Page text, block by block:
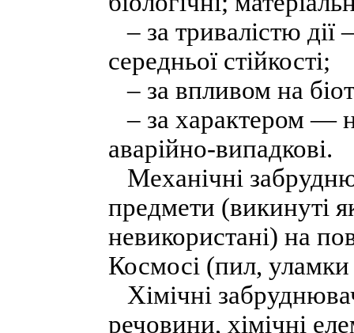
– за тривалістю дії
середньої стійкості;
– за впливом на
– за характером —
аварійно-випадкові.
Механічні
предмети (викинуті
невикористані) на
Космосі (пил,
Хімічні
речовини, хімічні